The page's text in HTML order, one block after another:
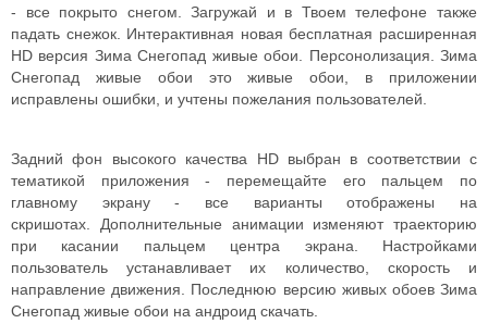
- все покрыто снегом. Загружай и в Твоем телефоне также
падать снежок. Интерактивная новая бесплатная расширенная
HD версия Зима Снегопад живые обои. Персонолизация. Зима
Снегопад живые обои это живые обои, в приложении
исправлены ошибки, и учтены пожелания пользователей.
Задний фон высокого качества HD выбран в соответствии с
тематикой приложения - перемещайте его пальцем по
главному экрану - все варианты отображены на
скришотах. Дополнительные анимации изменяют траекторию
при касании пальцем центра экрана. Настройками
пользователь устанавливает их количество, скорость и
направление движения. Последнюю версию живых обоев Зима
Снегопад живые обои на андроид скачать.